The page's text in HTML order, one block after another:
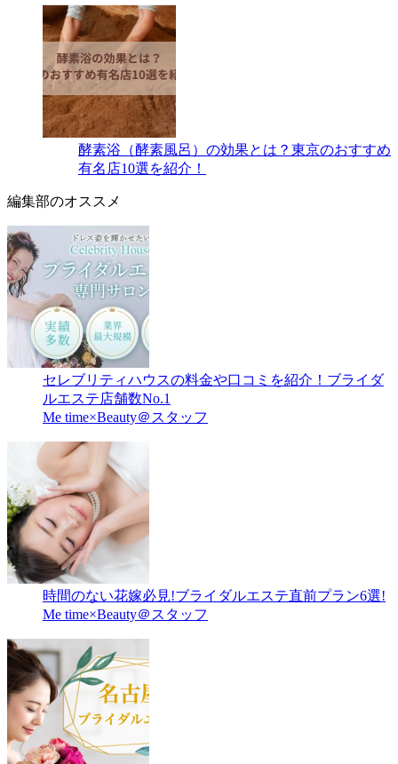
酵素浴（酵素風呂）の効果とは？東京のおすすめ
有名店10選を紹介！
編集部のオススメ
セレブリティハウスの料金や口コミを紹介！ブライダ
ルエステ店舗数No.1
Me time×Beauty＠スタッフ
時間のない花嫁必見!ブライダルエステ直前プラン6選!
Me time×Beauty＠スタッフ